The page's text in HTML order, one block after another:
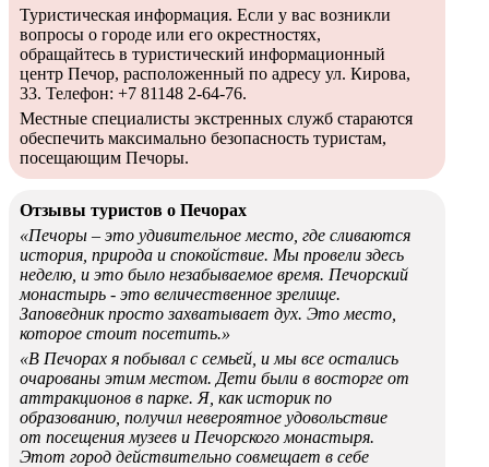
Туристическая информация. Если у вас возникли
вопросы о городе или его окрестностях,
обращайтесь в туристический информационный
центр Печор, расположенный по адресу ул. Кирова,
33. Телефон: +7 81148 2-64-76.
Местные специалисты экстренных служб стараются
обеспечить максимально безопасность туристам,
посещающим Печоры.
Отзывы туристов о Печорах
«Печоры – это удивительное место, где сливаются
история, природа и спокойствие. Мы провели здесь
неделю, и это было незабываемое время. Печорский
монастырь - это величественное зрелище.
Заповедник просто захватывает дух. Это место,
которое стоит посетить.»
«В Печорах я побывал с семьей, и мы все остались
очарованы этим местом. Дети были в восторге от
аттракционов в парке. Я, как историк по
образованию, получил невероятное удовольствие
от посещения музеев и Печорского монастыря.
Этот город действительно совмещает в себе